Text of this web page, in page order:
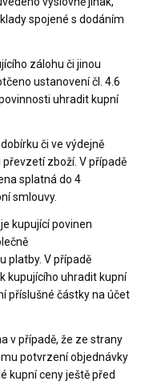
spojené s dodáním
zálohu či jinou
ustanovení čl. 4.6
uhradit kupní
či ve výdejně
zboží. V případě
splatná do 4
smlouvy.
kupující povinen
platby. V případě
kupujícího uhradit kupní
příslušné částky na účet
v případě, že ze strany
potvrzení objednávky
kupní ceny ještě před